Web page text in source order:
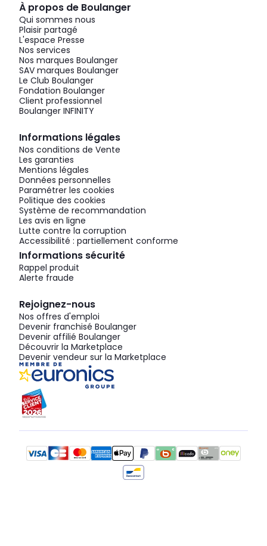
À propos de Boulanger
Qui sommes nous
Plaisir partagé
L'espace Presse
Nos services
Nos marques Boulanger
SAV marques Boulanger
Le Club Boulanger
Fondation Boulanger
Client professionnel
Boulanger INFINITY
Informations légales
Nos conditions de Vente
Les garanties
Mentions légales
Données personnelles
Paramétrer les cookies
Politique des cookies
Système de recommandation
Les avis en ligne
Lutte contre la corruption
Accessibilité : partiellement conforme
Informations sécurité
Rappel produit
Alerte fraude
Rejoignez-nous
Nos offres d'emploi
Devenir franchisé Boulanger
Devenir affilié Boulanger
Découvrir la Marketplace
Devenir vendeur sur la Marketplace